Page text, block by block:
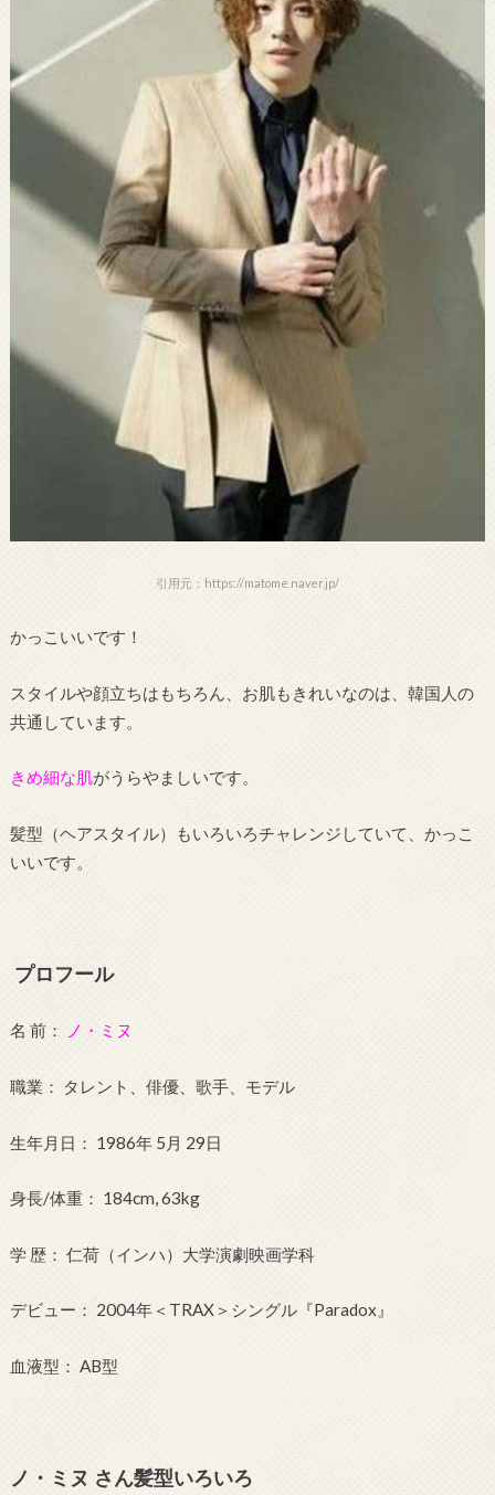
引用元：https://matome.naver.jp/
かっこいいです！
スタイルや顔立ちはもちろん、お肌もきれいなのは、韓国人の
共通しています。
きめ細な肌がうらやましいです。
髪型（ヘアスタイル）もいろいろチャレンジしていて、かっこ
いいです。
プロフール
名 前： ノ・ミヌ
職業： タレント、俳優、歌手、モデル
生年月日： 1986年 5月 29日
身長/体重： 184cm, 63kg
学 歴： 仁荷（インハ）大学演劇映画学科
デビュー： 2004年＜TRAX＞シングル『Paradox』
血液型： AB型
ノ・ミヌ さん髪型いろいろ